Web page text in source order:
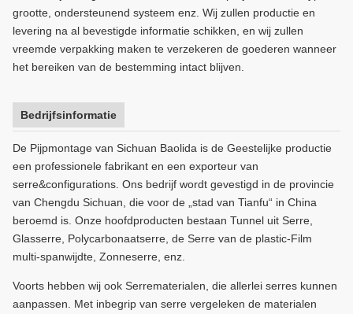
grootte, ondersteunend systeem enz. Wij zullen productie en
levering na al bevestigde informatie schikken, en wij zullen
vreemde verpakking maken te verzekeren de goederen wanneer
het bereiken van de bestemming intact blijven.
Bedrijfsinformatie
De Pijpmontage van Sichuan Baolida is de Geestelijke productie
een professionele fabrikant en een exporteur van
serre&configurations. Ons bedrijf wordt gevestigd in de provincie
van Chengdu Sichuan, die voor de „stad van Tianfu“ in China
beroemd is. Onze hoofdproducten bestaan Tunnel uit Serre,
Glasserre, Polycarbonaatserre, de Serre van de plastic-Film
multi-spanwijdte, Zonneserre, enz.
Voorts hebben wij ook Serrematerialen, die allerlei serres kunnen
aanpassen. Met inbegrip van serre vergeleken de materialen